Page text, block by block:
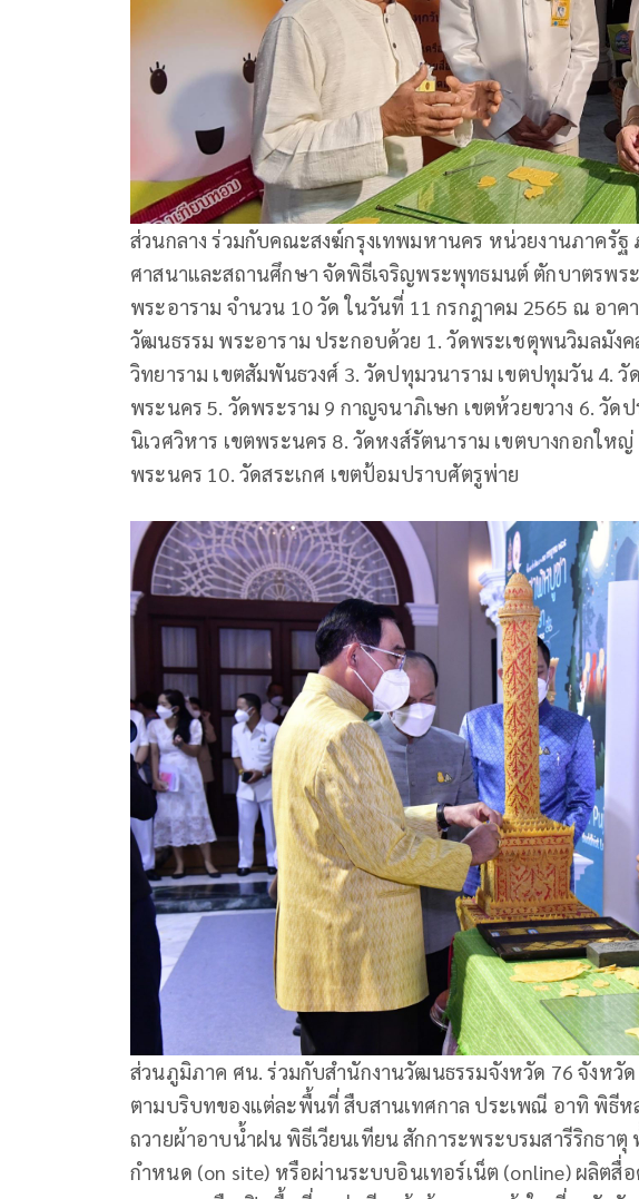
ส่วนกลาง ร่วมกับคณะสงฆ์กรุงเทพมหานคร หน่วยงานภาครัฐ
ศาสนาและสถานศึกษา จัดพิธีเจริญพระพุทธมนต์ ตักบาตรพร
พระอาราม จำนวน 10 วัด ในวันที่ 11 กรกฎาคม 2565 ณ อา
วัฒนธรรม พระอาราม ประกอบด้วย 1. วัดพระเชตุพนวิมลมังค
วิทยาราม เขตสัมพันธวงศ์ 3. วัดปทุมวนาราม เขตปทุมวัน 4. วั
พระนคร 5. วัดพระราม 9 กาญจนาภิเษก เขตห้วยขวาง 6. วัดป
นิเวศวิหาร เขตพระนคร 8. วัดหงส์รัตนาราม เขตบางกอกให
พระนคร 10. วัดสระเกศ เขตป้อมปราบศัตรูพ่าย
ส่วนภูมิภาค ศน. ร่วมกับสำนักงานวัฒนธรรมจังหวัด 76 จังหวั
ตามบริบทของแต่ละพื้นที่ สืบสานเทศกาล ประเพณี อาทิ พิธีห
ถวายผ้าอาบน้ำฝน พิธีเวียนเทียน สักการะพระบรมสารีริกธา
กำหนด (on site) หรือผ่านระบบอินเทอร์เน็ต (online) ผลิตสื่